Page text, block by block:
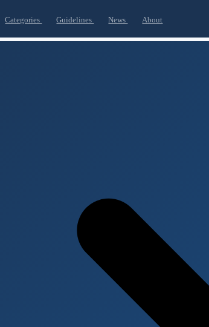
Categories Guidelines News About